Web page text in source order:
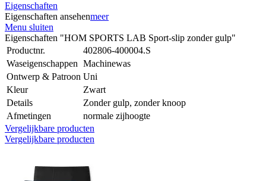
Eigenschaften
Eigenschaften ansehenmeer
Menu sluiten
Eigenschaften "HOM SPORTS LAB Sport-slip zonder gulp"
Productnr.
402806-400004.S
Waseigenschappen Machinewas
Ontwerp & Patroon Uni
Kleur
Zwart
Details
Zonder gulp, zonder knoop
Afmetingen
normale zijhoogte
Vergelijkbare producten
Vergelijkbare producten